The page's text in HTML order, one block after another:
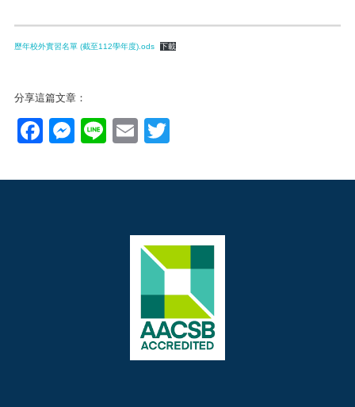
歷年校外實習名單 (截至112學年度).ods 下載
分享這篇文章：
Facebook
Messenger
LineEmail